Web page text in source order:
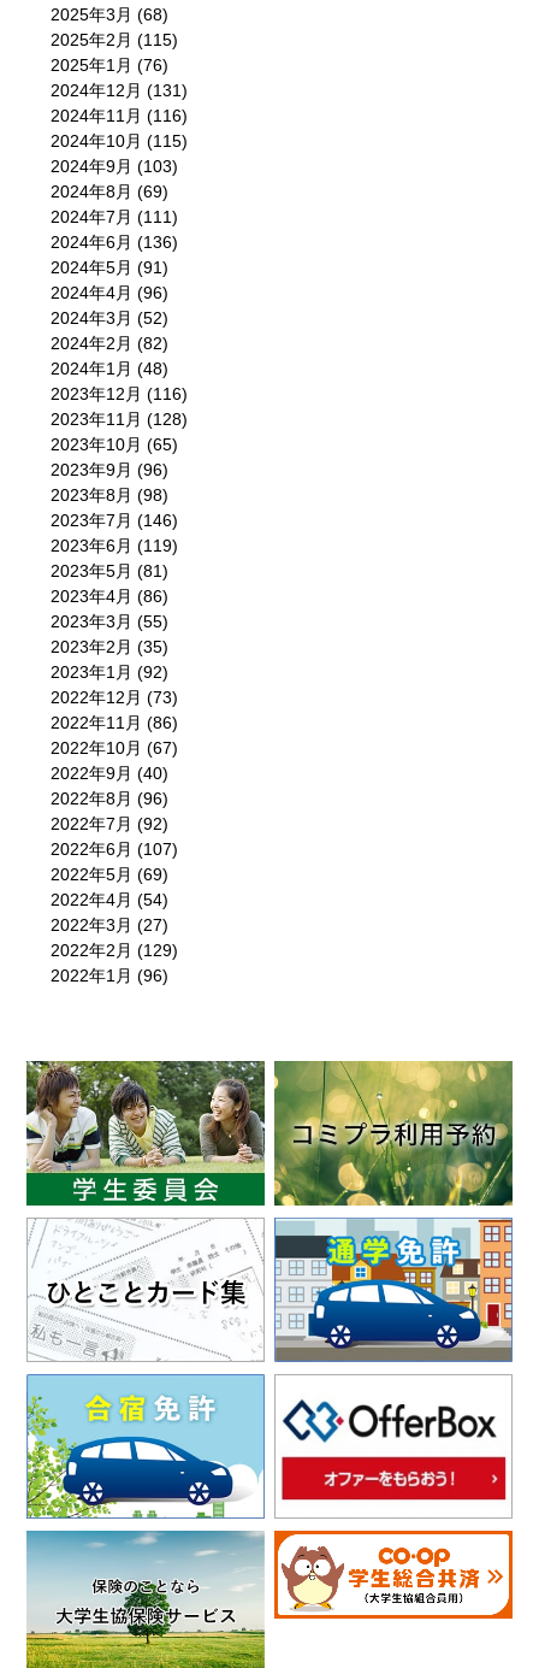
2025年3月 (68)
2025年2月 (115)
2025年1月 (76)
2024年12月 (131)
2024年11月 (116)
2024年10月 (115)
2024年9月 (103)
2024年8月 (69)
2024年7月 (111)
2024年6月 (136)
2024年5月 (91)
2024年4月 (96)
2024年3月 (52)
2024年2月 (82)
2024年1月 (48)
2023年12月 (116)
2023年11月 (128)
2023年10月 (65)
2023年9月 (96)
2023年8月 (98)
2023年7月 (146)
2023年6月 (119)
2023年5月 (81)
2023年4月 (86)
2023年3月 (55)
2023年2月 (35)
2023年1月 (92)
2022年12月 (73)
2022年11月 (86)
2022年10月 (67)
2022年9月 (40)
2022年8月 (96)
2022年7月 (92)
2022年6月 (107)
2022年5月 (69)
2022年4月 (54)
2022年3月 (27)
2022年2月 (129)
2022年1月 (96)